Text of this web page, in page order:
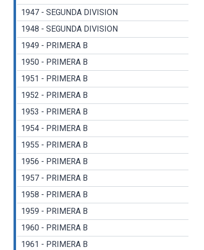
1947 - SEGUNDA DIVISION
1948 - SEGUNDA DIVISION
1949 - PRIMERA B
1950 - PRIMERA B
1951 - PRIMERA B
1952 - PRIMERA B
1953 - PRIMERA B
1954 - PRIMERA B
1955 - PRIMERA B
1956 - PRIMERA B
1957 - PRIMERA B
1958 - PRIMERA B
1959 - PRIMERA B
1960 - PRIMERA B
1961 - PRIMERA B